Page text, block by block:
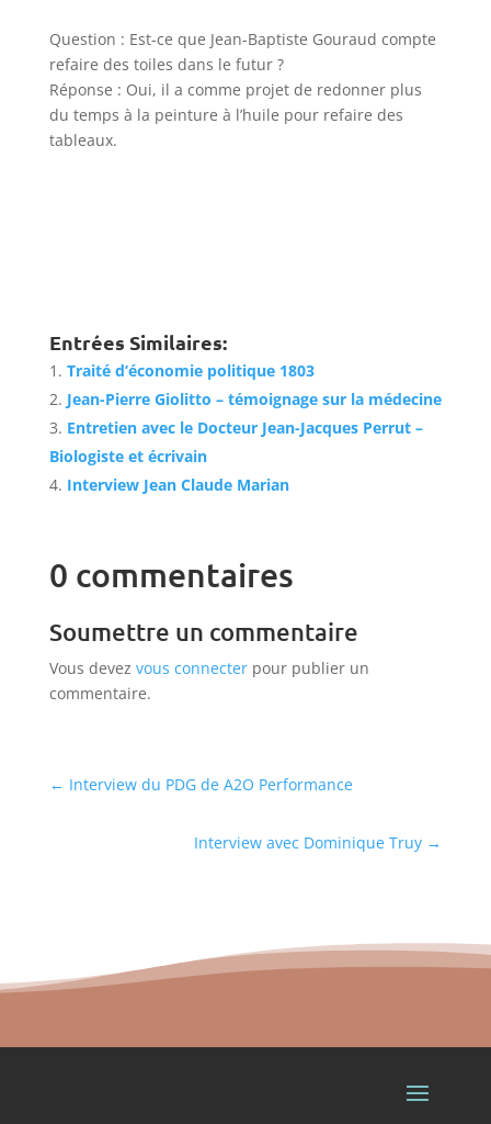
Question : Est-ce que Jean-Baptiste Gouraud compte
refaire des toiles dans le futur ?
Réponse : Oui, il a comme projet de redonner plus
du temps à la peinture à l’huile pour refaire des
tableaux.
Entrées Similaires:
Traité d’économie politique 1803
Jean-Pierre Giolitto – témoignage sur la médecine
Entretien avec le Docteur Jean-Jacques Perrut –
Biologiste et écrivain
Interview Jean Claude Marian
0 commentaires
Soumettre un commentaire
Vous devez vous connecterpour publier un
commentaire.
← Interview du PDG de A2O Performance
Interview avec Dominique Truy →